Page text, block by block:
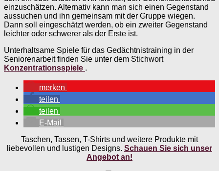
einzuschätzen. Alternativ kann man sich einen Gegenstand
aussuchen und ihn gemeinsam mit der Gruppe wiegen.
Dann soll eingeschätzt werden, ob ein zweiter Gegenstand
leichter oder schwerer als der Erste ist.
Unterhaltsame Spiele für das Gedächtnistraining in der
Seniorenarbeit finden Sie unter dem Stichwort
Konzentrationsspiele .
merken
teilen
teilen
E-Mail
Taschen, Tassen, T-Shirts und weitere Produkte mit
liebevollen und lustigen Designs. Schauen Sie sich unser
Angebot an!